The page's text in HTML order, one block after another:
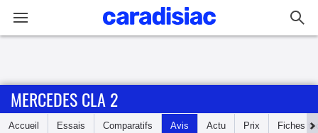
Accueil
MERCEDES CLA 2
Accueil Essais Comparatifs Avis Actu Prix Fiches